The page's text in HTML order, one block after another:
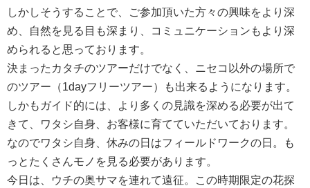
しかしそうすることで、ご参加頂いた方々の興味をより深
め、自然を見る目も深まり、コミュニケーションもより深
められると思っております。
決まったカタチのツアーだけでなく、ニセコ以外の場所で
のツアー（1dayフリーツアー）も出来るようになります。
しかもガイド的には、より多くの見識を深める必要が出て
きて、ワタシ自身、お客様に育てていただいております。
なのでワタシ自身、休みの日はフィールドワークの日。も
っとたくさんモノを見る必要があります。
今日は、ウチの奥サマを連れて遠征。この時期限定の花探